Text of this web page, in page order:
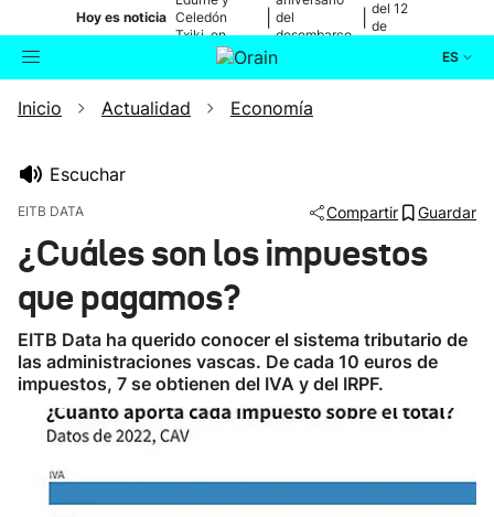
Hoy es noticia Celedón
Txiki, en
directo
del
desembarco
de Elkano
del 12
de
ES
Buscador Actualidad
Ikusmiran
Eguraldia
Inicio Actualidad Economía
Escuchar
EITB DATA Compartir Guardar
¿Cuáles son los impuestos
que pagamos?
EITB Data ha querido conocer el sistema tributario de
las administraciones vascas. De cada 10 euros de
impuestos, 7 se obtienen del IVA y del IRPF.